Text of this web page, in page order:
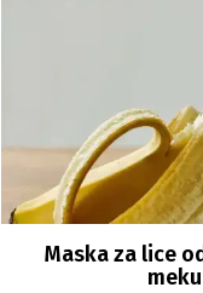
Maska za lice